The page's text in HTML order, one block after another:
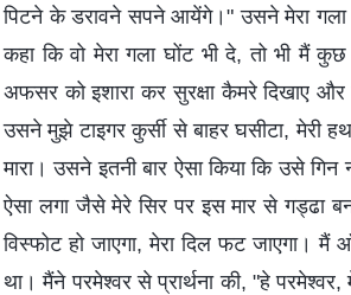
पिटने के डरावने सपने आयेंगे।" उसने मेरा गला
कहा कि वो मेरा गला घोंट भी दे, तो भी मैं
अफसर को इशारा कर सुरक्षा कैमरे दिखाए
उसने मुझे टाइगर कुर्सी से बाहर घसीटा, मेरी
मारा। उसने इतनी बार ऐसा किया कि उसे
ऐसा लगा जैसे मेरे सिर पर इस मार से गड्ढा
विस्फोट हो जाएगा, मेरा दिल फट जाएगा।
था। मैंने परमेश्वर से प्रार्थना की, "हे